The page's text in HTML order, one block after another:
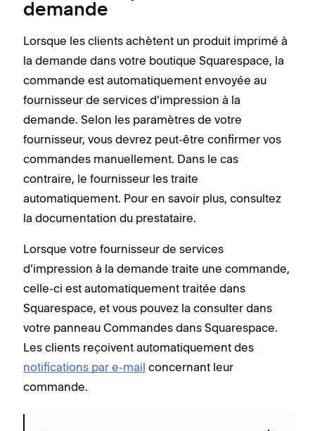
demande
Lorsque les clients achètent un produit imprimé à
la demande dans votre boutique Squarespace, la
commande est automatiquement envoyée au
fournisseur de services d’impression à la
demande. Selon les paramètres de votre
fournisseur, vous devrez peut-être confirmer vos
commandes manuellement. Dans le cas
contraire, le fournisseur les traite
automatiquement. Pour en savoir plus, consultez
la documentation du prestataire.
Lorsque votre fournisseur de services
d’impression à la demande traite une commande,
celle-ci est automatiquement traitée dans
Squarespace, et vous pouvez la consulter dans
votre panneau Commandes dans Squarespace.
Les clients reçoivent automatiquement des
notifications par e-mail concernant leur
commande.